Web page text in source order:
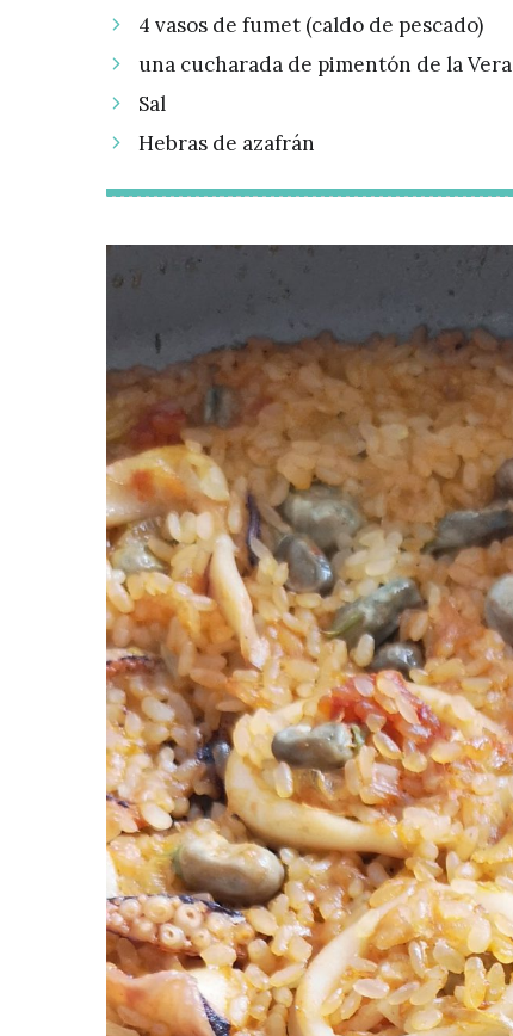
4 vasos de fumet (caldo de pescado)
una cucharada de pimentón de la Vera
Sal
Hebras de azafrán